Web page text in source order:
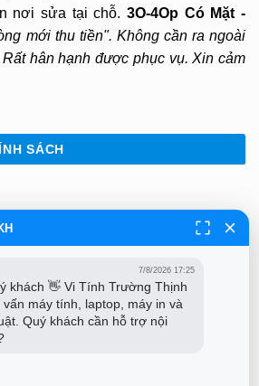
nơi sửa tại chỗ. 3O-4Op Có Mặt -
mới thu tiền". Không cần ra ngoài
hân hạnh được phục vụ. Xin cảm
SÁCH
7/8/2026 17:25
khách 👋 Vi Tính Trường Thịnh
máy tính, laptop, máy in và
Quý khách cần hỗ trợ nội